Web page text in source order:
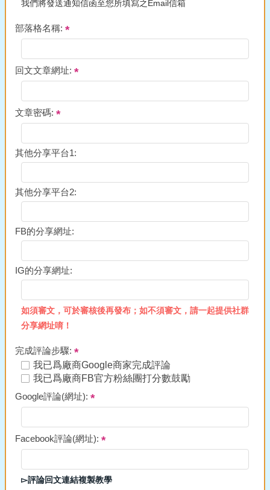
我們將發送通知信函至您所填寫之Email信箱
部落格名稱:
回文文章網址:
文章密碼:
其他分享平台1:
其他分享平台2:
FB的分享網址:
IG的分享網址:
如須審文，可於審核後再發布；如不須審文，請一起提供社群
分享網址唷！
完成評論步驟:
我已爲廠商Google商家完成評論
我已爲廠商FB官方粉絲團打分數鼓勵
Google評論(網址):
Facebook評論(網址):
▻評論回文連結複製教學